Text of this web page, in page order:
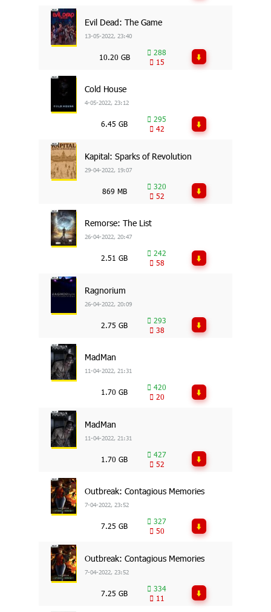
Evil Dead: The Game
13-05-2022, 23:40
10.20 GB
288
15
Cold House
4-05-2022, 23:12
6.45 GB
295
42
Kapital: Sparks of Revolution
29-04-2022, 19:07
869 MB
320
52
Remorse: The List
26-04-2022, 20:47
2.51 GB
242
58
Ragnorium
26-04-2022, 20:09
2.75 GB
293
38
MadMan
11-04-2022, 21:31
1.70 GB
420
20
MadMan
11-04-2022, 21:31
1.70 GB
427
52
Outbreak: Contagious Memories
7-04-2022, 23:52
7.25 GB
327
50
Outbreak: Contagious Memories
7-04-2022, 23:52
7.25 GB
334
11